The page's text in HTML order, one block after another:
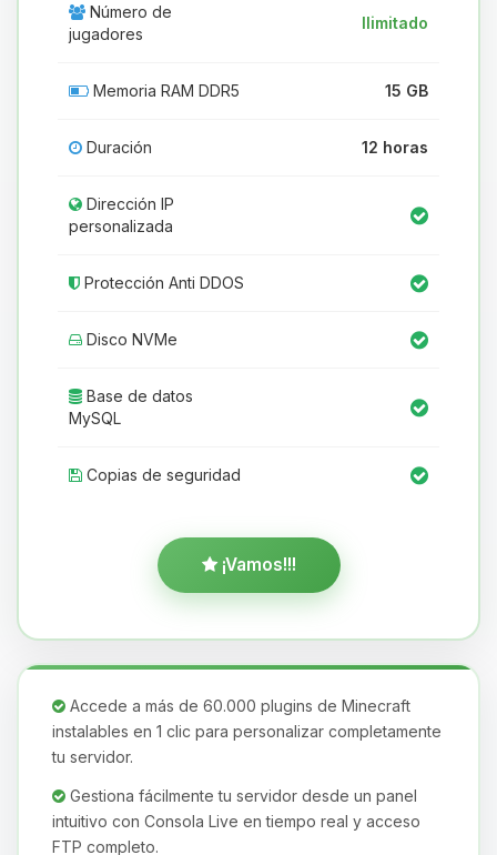
Número de
jugadores
Ilimitado
Memoria RAM DDR5 15 GB
Duración 12 horas
Dirección IP
personalizada
Protección Anti DDOS
Disco NVMe
Base de datos
MySQL
Copias de seguridad
¡Vamos!!!
Accede a más de 60.000 plugins de Minecraft
instalables en 1 clic para personalizar completamente
tu servidor.
Gestiona fácilmente tu servidor desde un panel
intuitivo con Consola Live en tiempo real y acceso
FTP completo.